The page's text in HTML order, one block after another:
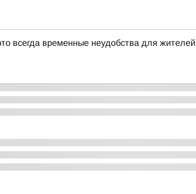
всегда временные неудобства для жителей